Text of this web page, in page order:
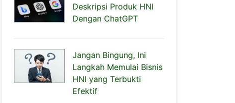
Deskripsi Produk HNI
Dengan ChatGPT
Jangan Bingung, Ini
Langkah Memulai Bisnis
HNI yang Terbukti
Efektif